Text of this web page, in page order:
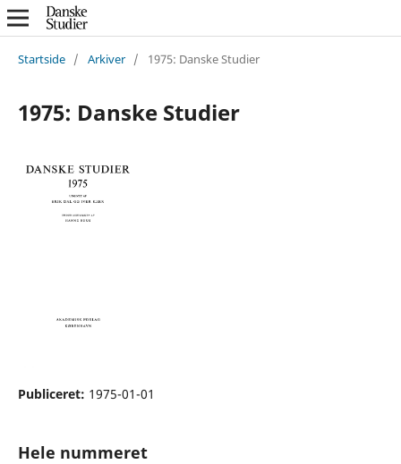
Startside / Arkiver / 1975: Danske Studier
1975: Danske Studier
Publiceret: 1975-01-01
Hele nummeret